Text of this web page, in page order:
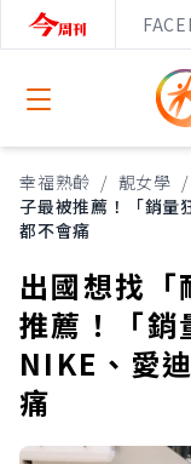
Open menu
幸福熟齡 / 靚女學 /
子最被推薦！「銷量
都不會痛
出國想找「
推薦！「銷
NIKE、愛
痛